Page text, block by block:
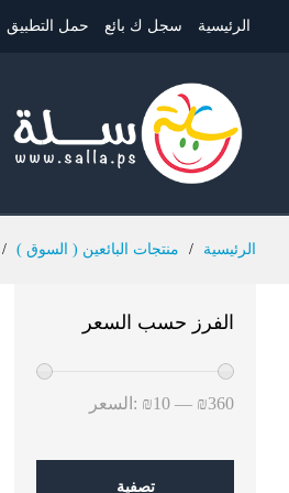
الرئيسية سجل ك بائع حمل التطبيق
الرئيسية / منتجات البائعين ( السوق ) /
الفرز حسب السعر
تصفية
السعر: ₪10— ₪360